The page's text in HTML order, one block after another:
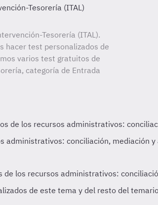
Tesorería (ITAL)
Tesorería (ITAL).
hacer test personalizados de
varios test gratuitos de
categoría de Entrada